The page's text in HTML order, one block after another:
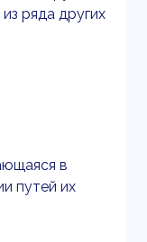
ряда других
в
путей их